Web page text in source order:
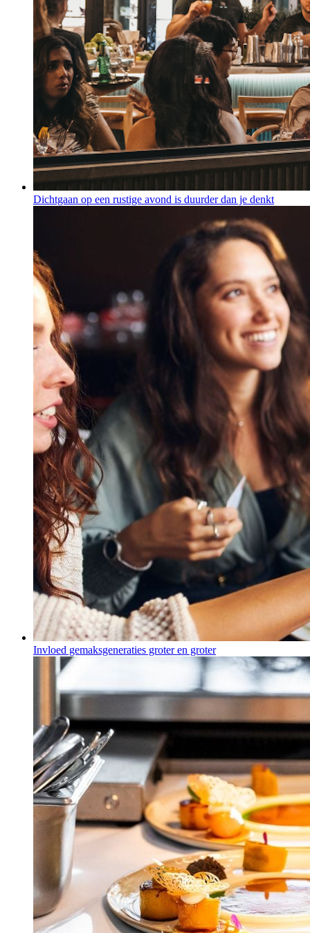
Dichtgaan op een rustige avond is duurder dan je denkt
Invloed gemaksgeneraties groter en groter